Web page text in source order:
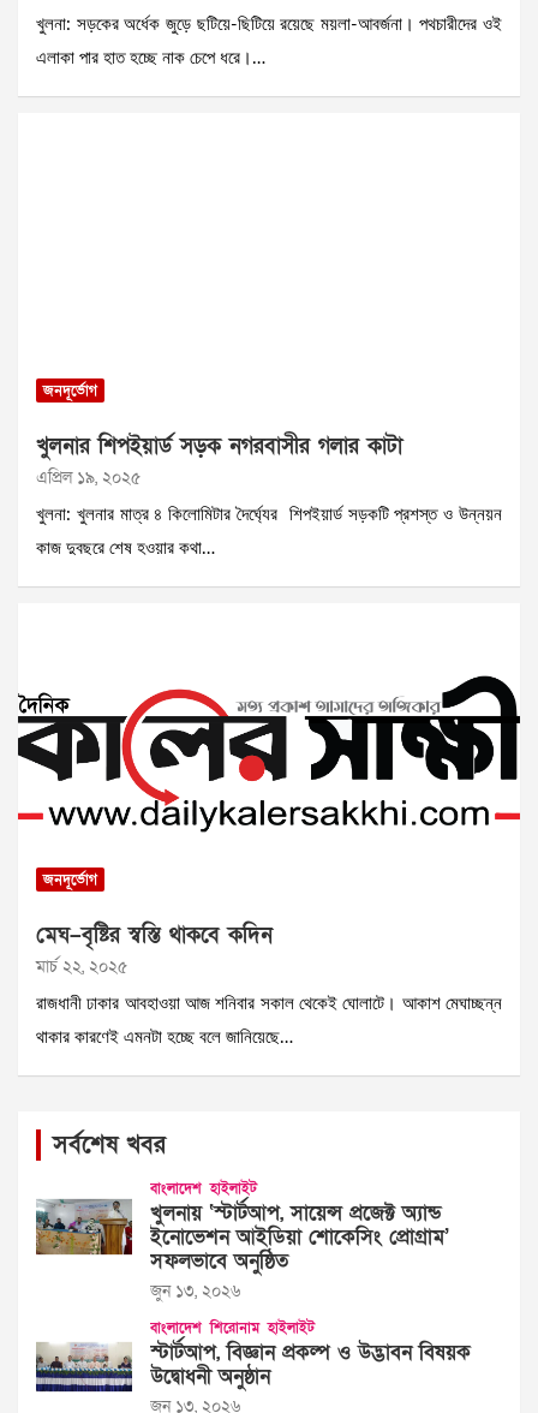
খুলনা: সড়কের অর্ধেক জুড়ে ছটিয়ে-ছিটিয়ে রয়েছে ময়লা-আবর্জনা। পথচারীদের ওই
এলাকা পার হাত হচ্ছে নাক চেপে ধরে।…
জনদূর্ভোগ
খুলনার শিপইয়ার্ড সড়ক নগরবাসীর গলার কাটা
এপ্রিল ১৯, ২০২৫
খুলনা: খুলনার মাত্র ৪ কিলোমিটার দৈর্ঘ্যের শিপইয়ার্ড সড়কটি প্রশস্ত ও উন্নয়ন
কাজ দুবছরে শেষ হওয়ার কথা…
জনদূর্ভোগ
মেঘ–বৃষ্টির স্বস্তি থাকবে কদিন
মার্চ ২২, ২০২৫
রাজধানী ঢাকার আবহাওয়া আজ শনিবার সকাল থেকেই ঘোলাটে। আকাশ মেঘাচ্ছন্ন
থাকার কারণেই এমনটা হচ্ছে বলে জানিয়েছে…
সর্বশেষ খবর
বাংলাদেশ হাইলাইট
খুলনায় ‘স্টার্টআপ, সায়েন্স প্রজেক্ট অ্যান্ড
ইনোভেশন আইডিয়া শোকেসিং প্রোগ্রাম’
সফলভাবে অনুষ্ঠিত
জুন ১৩, ২০২৬
বাংলাদেশ শিরোনাম হাইলাইট
স্টার্টআপ, বিজ্ঞান প্রকল্প ও উদ্ভাবন বিষয়ক
উদ্বোধনী অনুষ্ঠান
জুন ১৩, ২০২৬